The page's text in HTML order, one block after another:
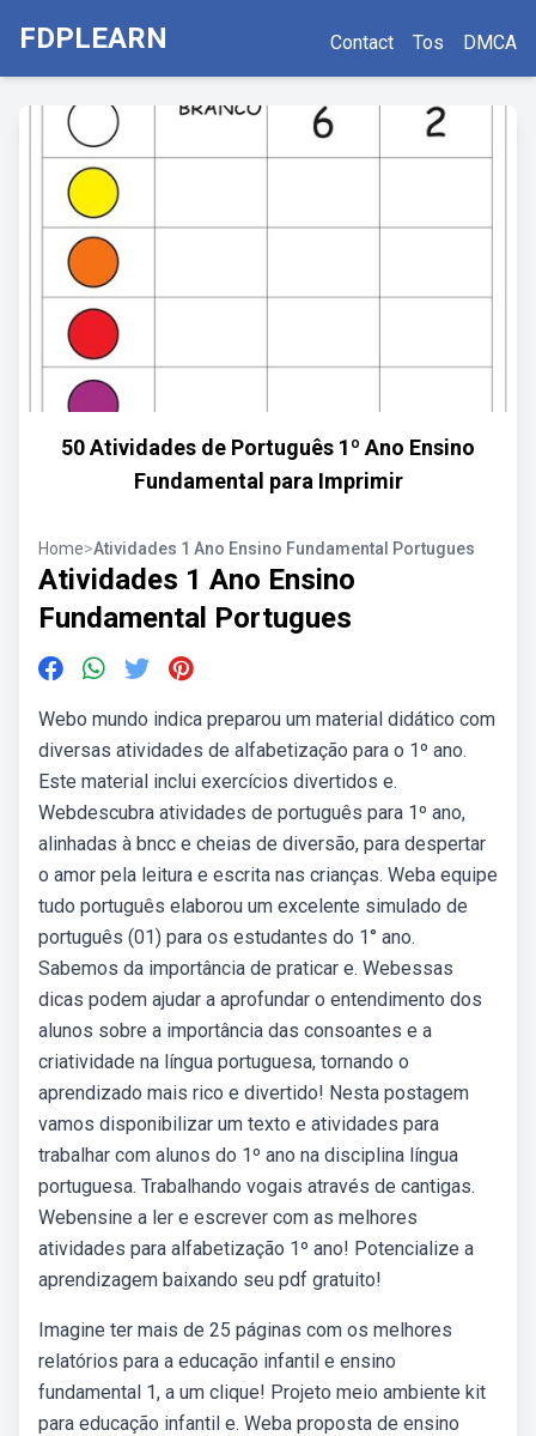
FDPLEARN Contact Tos DMCA
50 Atividades de Português 1º Ano Ensino
Fundamental para Imprimir
Home>Atividades 1 Ano Ensino Fundamental Portugues
Atividades 1 Ano Ensino
Fundamental Portugues
Webo mundo indica preparou um material didático com
diversas atividades de alfabetização para o 1º ano.
Este material inclui exercícios divertidos e.
Webdescubra atividades de português para 1º ano,
alinhadas à bncc e cheias de diversão, para despertar
o amor pela leitura e escrita nas crianças. Weba equipe
tudo português elaborou um excelente simulado de
português (01) para os estudantes do 1° ano.
Sabemos da importância de praticar e. Webessas
dicas podem ajudar a aprofundar o entendimento dos
alunos sobre a importância das consoantes e a
criatividade na língua portuguesa, tornando o
aprendizado mais rico e divertido! Nesta postagem
vamos disponibilizar um texto e atividades para
trabalhar com alunos do 1º ano na disciplina língua
portuguesa. Trabalhando vogais através de cantigas.
Webensine a ler e escrever com as melhores
atividades para alfabetização 1º ano! Potencialize a
aprendizagem baixando seu pdf gratuito!
Imagine ter mais de 25 páginas com os melhores
relatórios para a educação infantil e ensino
fundamental 1, a um clique! Projeto meio ambiente kit
para educação infantil e. Weba proposta de ensino